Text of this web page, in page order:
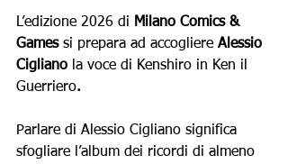
L’edizione 2026 di Milano Comics &
Games si prepara ad accogliere Alessio
Cigliano la voce di Kenshiro in Ken il
Guerriero.
Parlare di Alessio Cigliano significa
sfogliare l’album dei ricordi di almeno